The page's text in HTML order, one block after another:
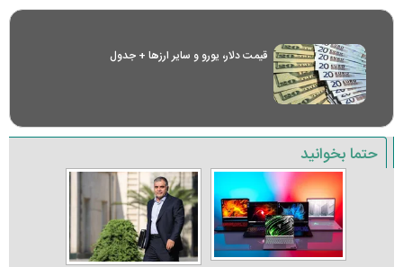
قیمت دلار، یورو و سایر ارز‌ها + جدول
حتما بخوانید